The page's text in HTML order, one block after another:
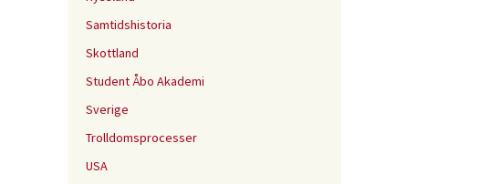
Samtidshistoria
Skottland
Student Åbo Akademi
Sverige
Trolldomsprocesser
USA